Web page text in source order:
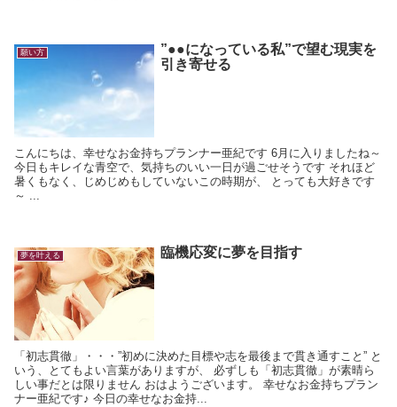
願い方
”●●になっている私”で望む現実を
引き寄せる
こんにちは、幸せなお金持ちプランナー亜紀です 6月に入りましたね～
今日もキレイな青空で、気持ちのいい一日が過ごせそうです それほど
暑くもなく、じめじめもしていないこの時期が、 とっても大好きです
～ ...
夢を叶える 臨機応変に夢を目指す
「初志貫徹」・・・”初めに決めた目標や志を最後まで貫き通すこと” と
いう、とてもよい言葉がありますが、 必ずしも「初志貫徹」が素晴ら
しい事だとは限りません おはようございます。 幸せなお金持ちプラン
ナー亜紀です♪ 今日の幸せなお金持...